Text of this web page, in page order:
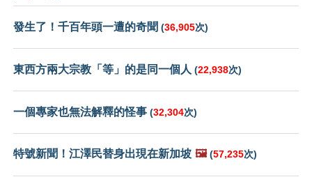
發生了！千百年頭一遭的奇聞 (36,905次)
東西方兩大宗教「等」的是同一個人 (22,938次)
一個專家也無法解釋的怪事 (32,304次)
特號新聞！江澤民替身出現在新加坡 🖼️ (57,235次)